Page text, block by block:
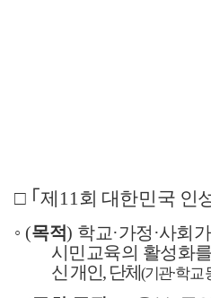
□ ｢ 제 11회 대한민국 인
◦ (목적) 학교·가정 ·사회
시민교육의 활성화를
신 개인, 단체 (기관·학교